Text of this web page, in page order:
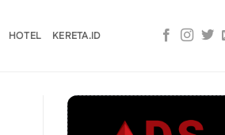
HOTEL KERETA.ID